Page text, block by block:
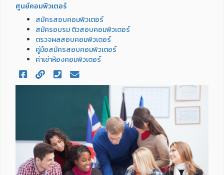
ศูนย์คอมพิวเตอร์
สมัครสอบคอมพิวเตอร์
สมัครอบรม ติวสอบคอมพิวเตอร์
ตรวจผลสอบคอมพิวเตอร์
คู่มือสมัครสอบคอมพิวเตอร์
ค่าเช่าห้องคอมพิวเตอร์